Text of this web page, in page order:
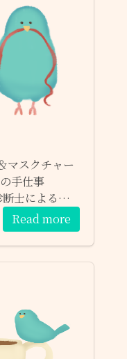
マスクチャー
手仕事
士による頭
Read more